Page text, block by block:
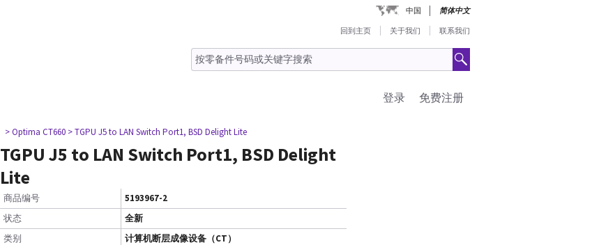
中国 简体中文
回到主页 关于我们 联系我们
免费注册
登录
> Optima CT660 > TGPU J5 to LAN Switch Port1, BSD Delight Lite
TGPU J5 to LAN Switch Port1, BSD Delight
Lite
商品编号
5193967-2
状态
全新
类别
计算机断层成像设备（CT）